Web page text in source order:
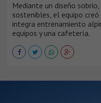
Mediante un diseño
sostenibles, el equipo
integra entrenamiento
equipos y una cafetería.